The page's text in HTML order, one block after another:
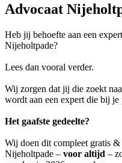
Advocaat
Heb jij behoefte aan een
Nijeholtpade?
Lees dan vooral verder.
Wij zorgen dat jij die zoekt
wordt aan een expert die bij je
Het gaafste gedeelte?
Wij doen dit compleet gratis
Nijeholtpade – voor altijd –